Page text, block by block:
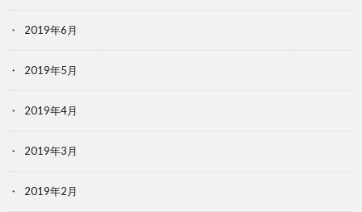
2019年6月
2019年5月
2019年4月
2019年3月
2019年2月